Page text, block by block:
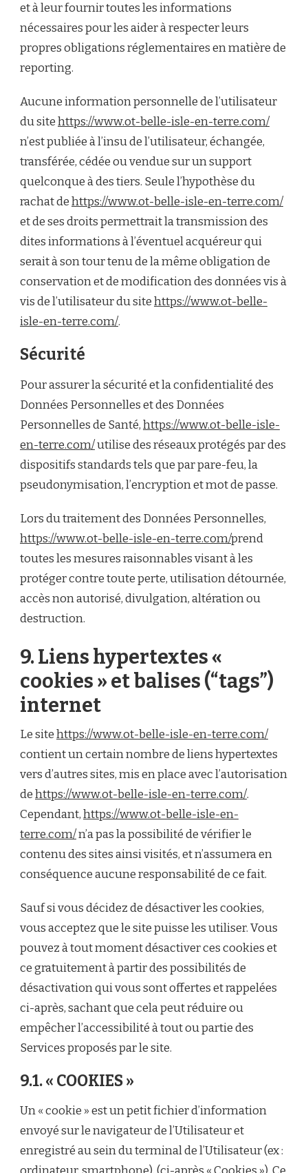
et à leur fournir toutes les informations
nécessaires pour les aider à respecter leurs
propres obligations réglementaires en matière de
reporting.
Aucune information personnelle de l’utilisateur
du sitehttps://www.ot-belle-isle-en-terre.com/
n’est publiée à l’insu de l’utilisateur, échangée,
transférée, cédée ou vendue sur un support
quelconque à des tiers. Seule l’hypothèse du
rachat dehttps://www.ot-belle-isle-en-terre.com/
et de ses droits permettrait la transmission des
dites informations à l’éventuel acquéreur qui
serait à son tour tenu de la même obligation de
conservation et de modification des données vis à
vis de l’utilisateur du sitehttps://www.ot-belle-
isle-en-terre.com/.
Sécurité
Pour assurer la sécurité et la confidentialité des
Données Personnelles et des Données
Personnelles de Santé,https://www.ot-belle-isle-
en-terre.com/utilise des réseaux protégés par des
dispositifs standards tels que par pare-feu, la
pseudonymisation, l’encryption et mot de passe.
Lors du traitement des Données Personnelles,
https://www.ot-belle-isle-en-terre.com/prend
toutes les mesures raisonnables visant à les
protéger contre toute perte, utilisation détournée,
accès non autorisé, divulgation, altération ou
destruction.
9. Liens hypertextes «
cookies » et balises (“tags”)
internet
Le sitehttps://www.ot-belle-isle-en-terre.com/
contient un certain nombre de liens hypertextes
vers d’autres sites, mis en place avec l’autorisation
dehttps://www.ot-belle-isle-en-terre.com/.
Cependant,https://www.ot-belle-isle-en-
terre.com/n’a pas la possibilité de vérifier le
contenu des sites ainsi visités, et n’assumera en
conséquence aucune responsabilité de ce fait.
Sauf si vous décidez de désactiver les cookies,
vous acceptez que le site puisse les utiliser. Vous
pouvez à tout moment désactiver ces cookies et
ce gratuitement à partir des possibilités de
désactivation qui vous sont offertes et rappelées
ci-après, sachant que cela peut réduire ou
empêcher l’accessibilité à tout ou partie des
Services proposés par le site.
9.1. « COOKIES »
Un « cookie » est un petit fichier d’information
envoyé sur le navigateur de l’Utilisateur et
enregistré au sein du terminal de l’Utilisateur (ex :